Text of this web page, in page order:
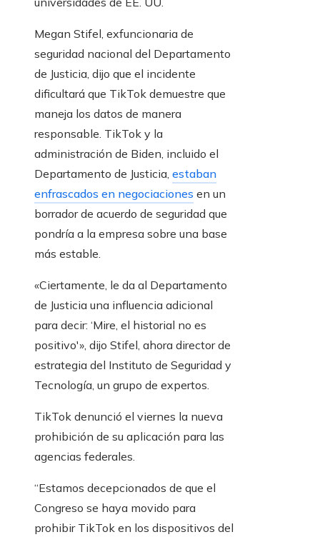
Megan Stifel, exfuncionaria de
seguridad nacional del Departamento
de Justicia, dijo que el incidente
dificultará que TikTok demuestre que
maneja los datos de manera
responsable. TikTok y la
administración de Biden, incluido el
Departamento de Justicia, estaban
enfrascados en negociaciones en un
borrador de acuerdo de seguridad que
pondría a la empresa sobre una base
más estable.
«Ciertamente, le da al Departamento
de Justicia una influencia adicional
para decir: ‘Mire, el historial no es
positivo'», dijo Stifel, ahora director de
estrategia del Instituto de Seguridad y
Tecnología, un grupo de expertos.
TikTok denunció el viernes la nueva
prohibición de su aplicación para las
agencias federales.
“Estamos decepcionados de que el
Congreso se haya movido para
prohibir TikTok en los dispositivos del